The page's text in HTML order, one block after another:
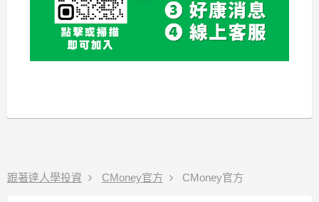
跟著達人學投資 CMoney官方 CMoney官方